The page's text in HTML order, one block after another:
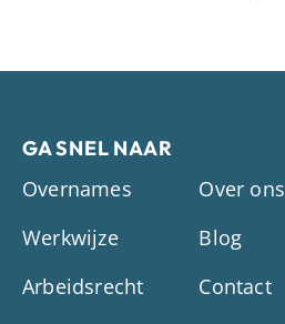
GA SNEL NAAR
Overnames
Werkwijze
Arbeidsrecht
Over ons
Blog
Contact